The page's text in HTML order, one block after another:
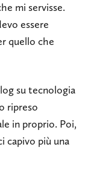
mi servisse.
essere
quello che
su tecnologia
ripreso
in proprio. Poi,
capivo più una